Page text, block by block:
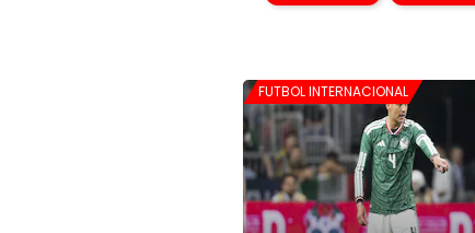
FUTBOL INTERNACIONAL